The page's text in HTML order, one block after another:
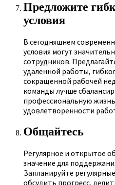
Предложите
условия
В сегодняшнем
условия могут
сотрудников.
удаленной работы,
сокращенной рабочей
команды лучше
профессиональную
удовлетворенности
Общайтесь
Регулярное и открытое
значение для
Запланируйте
обсудить прогресс,